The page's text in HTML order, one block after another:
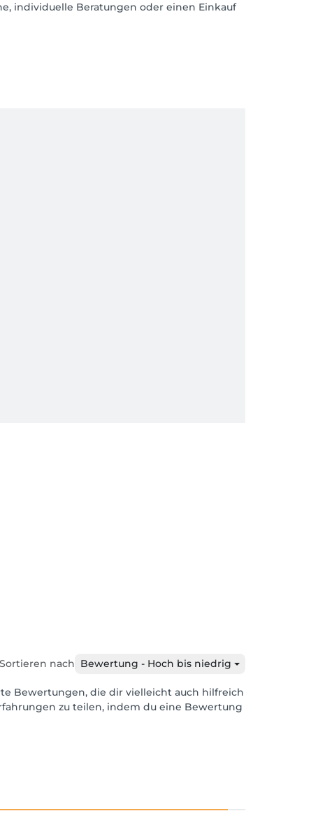
individuelle Beratungen oder einen Einkauf
Sortieren nach Bewertung - Hoch bis niedrig
Bewertungen, die dir vielleicht auch hilfreich
zu teilen, indem du eine Bewertung